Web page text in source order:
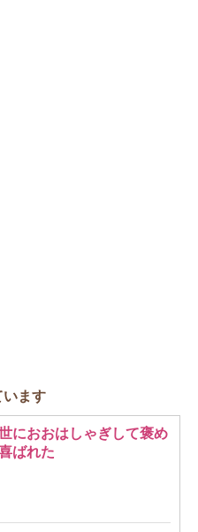
います
におおはしゃぎして褒め
ばれた